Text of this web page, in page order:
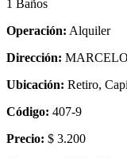
1 Baños
Operación: Alquiler
Dirección:
Ubicación: Retiro,
Código: 407-9
Precio: $ 3.200